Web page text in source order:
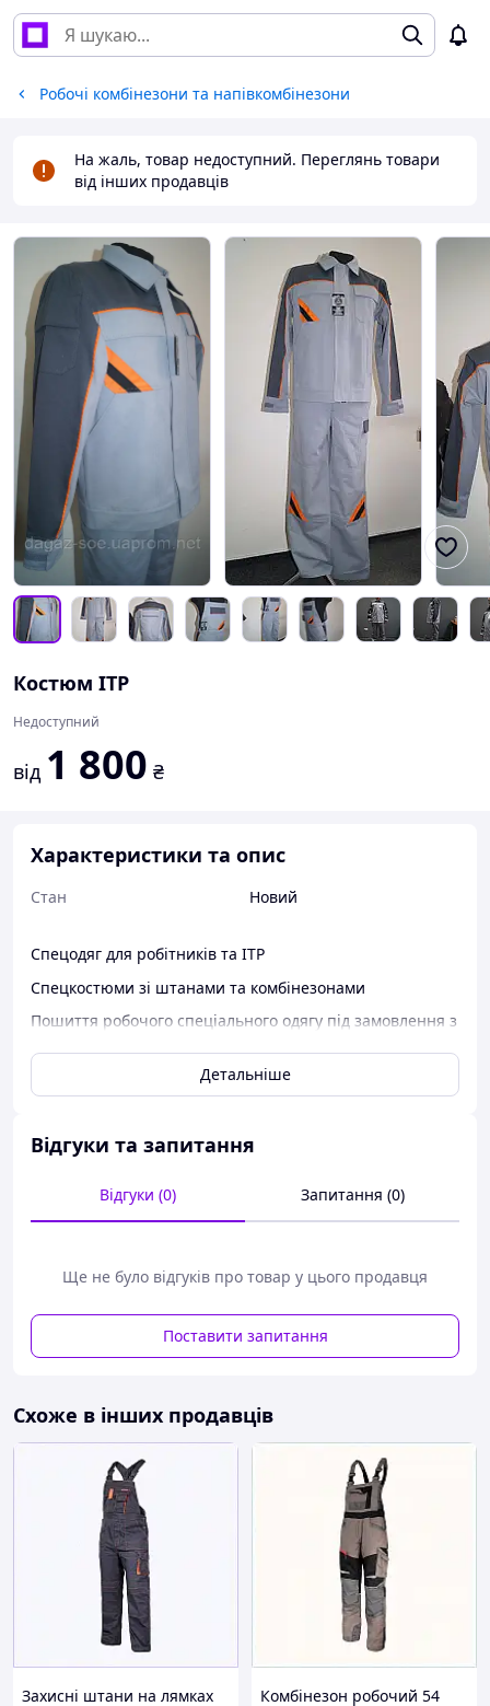
Робочі комбінезони та напівкомбінезони
На жаль, товар недоступний. Переглянь товари
від інших продавців
Костюм ІТР
Недоступний
від 1 800 ₴
Характеристики та опис
Стан Новий
Спецодяг для робітників та ІТР
Спецкостюми зі штанами та комбінезонами
Пошиття робочого спеціального одягу під замовлення з
Якісний та зручний одяг із дизайном для вашої
компанії
Детальніше
Відгуки та запитання
Відгуки (0) Запитання (0)
Ще не було відгуків про товар у цього продавця
Поставити запитання
Схоже в інших продавців
Захисні штани на лямках
Комбінезон робочий 54